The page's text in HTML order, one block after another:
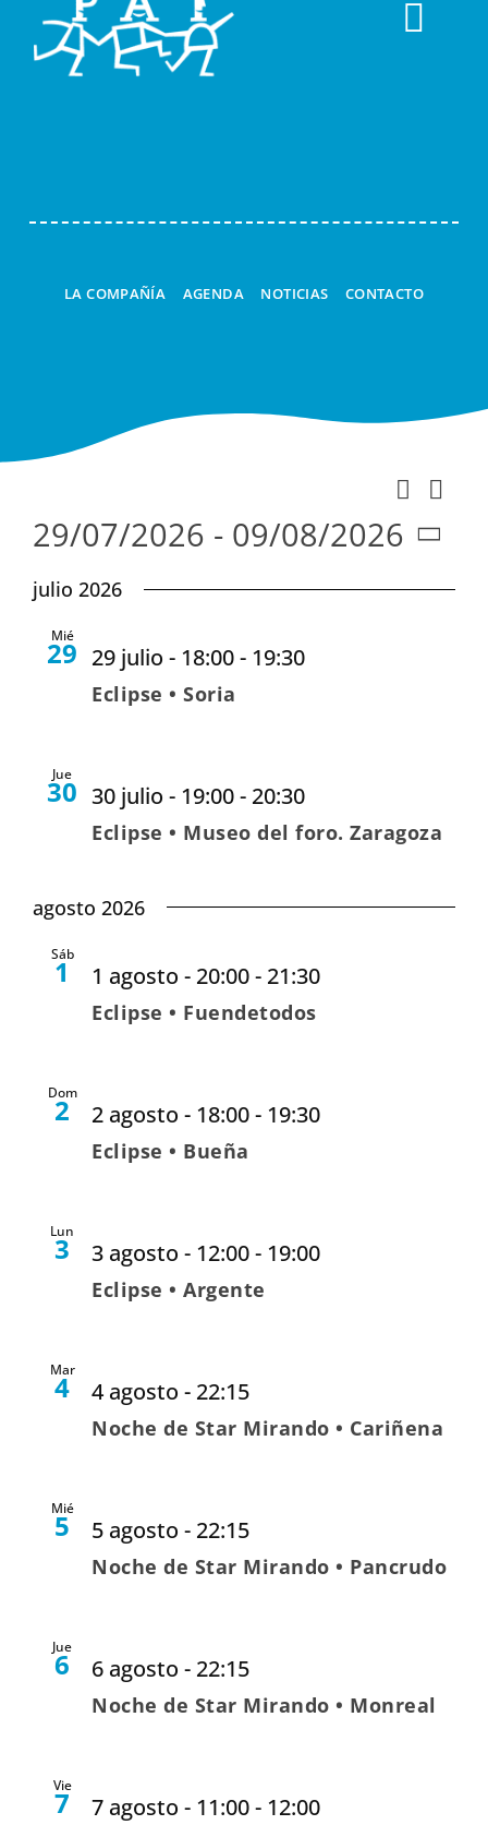
LA COMPAÑÍA AGENDA NOTICIAS CONTACTO
de
Buscar
de
de
Lista
29/07/2026 - 09/08/2026
Seleccionar
fecha.
julio 2026
Mié
29 29 julio - 18:00- 19:30
Eclipse • Soria
Jue
30 30 julio - 19:00- 20:30
Eclipse • Museo del foro. Zaragoza
agosto 2026
Sáb
1 1 agosto - 20:00- 21:30
Eclipse • Fuendetodos
Dom
2 2 agosto - 18:00- 19:30
Eclipse • Bueña
Lun
3 3 agosto - 12:00- 19:00
Eclipse • Argente
Mar
4 4 agosto - 22:15
Noche de Star Mirando • Cariñena
Mié
5 5 agosto - 22:15
Noche de Star Mirando • Pancrudo
Jue
6 6 agosto - 22:15
Noche de Star Mirando • Monreal
Vie
7 7 agosto - 11:00- 12:00